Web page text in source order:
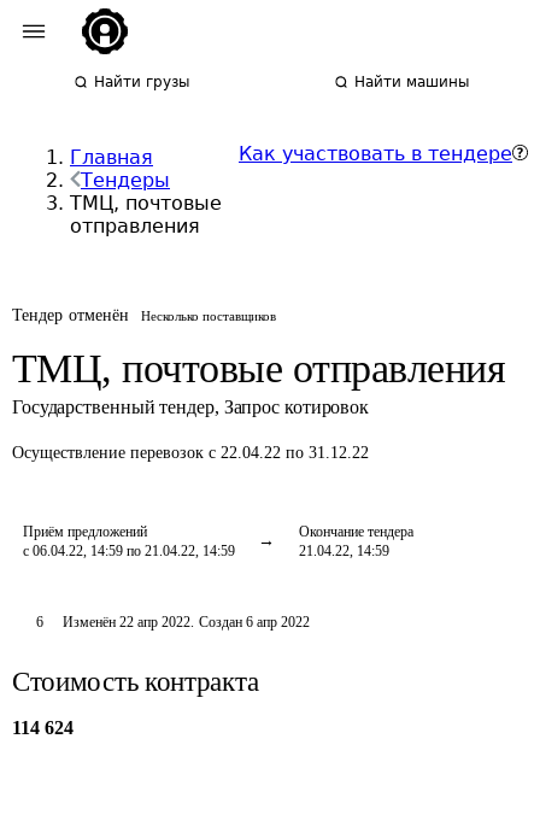
Найти грузы Найти машины
Главная
Тендеры
ТМЦ, почтовые
отправления
Как участвовать в тендере
Тендер отменён Несколько поставщиков
ТМЦ, почтовые отправления
Государственный тендер, Запрос котировок
Осуществление перевозок с 22.04.22 по 31.12.22
Приём предложений
с 06.04.22, 14:59 по 21.04.22, 14:59
Окончание тендера
21.04.22, 14:59
6 Изменён 22 апр 2022. Создан 6 апр 2022
Стоимость контракта
114 624